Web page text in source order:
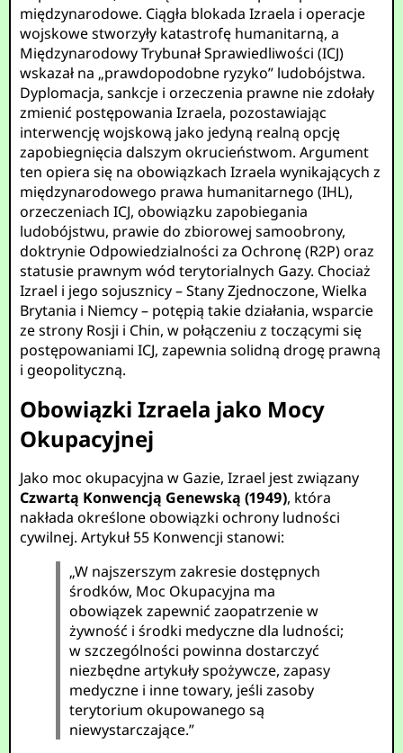
międzynarodowe. Ciągła blokada Izraela i operacje
wojskowe stworzyły katastrofę humanitarną, a
Międzynarodowy Trybunał Sprawiedliwości (ICJ)
wskazał na „prawdopodobne ryzyko” ludobójstwa.
Dyplomacja, sankcje i orzeczenia prawne nie zdołały
zmienić postępowania Izraela, pozostawiając
interwencję wojskową jako jedyną realną opcję
zapobiegnięcia dalszym okrucieństwom. Argument
ten opiera się na obowiązkach Izraela wynikających z
międzynarodowego prawa humanitarnego (IHL),
orzeczeniach ICJ, obowiązku zapobiegania
ludobójstwu, prawie do zbiorowej samoobrony,
doktrynie Odpowiedzialności za Ochronę (R2P) oraz
statusie prawnym wód terytorialnych Gazy. Chociaż
Izrael i jego sojusznicy – Stany Zjednoczone, Wielka
Brytania i Niemcy – potępią takie działania, wsparcie
ze strony Rosji i Chin, w połączeniu z toczącymi się
postępowaniami ICJ, zapewnia solidną drogę prawną
i geopolityczną.
Obowiązki Izraela jako Mocy
Okupacyjnej
Jako moc okupacyjna w Gazie, Izrael jest związany
Czwartą Konwencją Genewską (1949), która
nakłada określone obowiązki ochrony ludności
cywilnej. Artykuł 55 Konwencji stanowi:
„W najszerszym zakresie dostępnych
środków, Moc Okupacyjna ma
obowiązek zapewnić zaopatrzenie w
żywność i środki medyczne dla ludności;
w szczególności powinna dostarczyć
niezbędne artykuły spożywcze, zapasy
medyczne i inne towary, jeśli zasoby
terytorium okupowanego są
niewystarczające.”